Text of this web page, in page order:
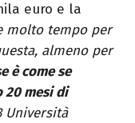
euro e la
molto tempo per
almeno per
è come se
20 mesi di
Università